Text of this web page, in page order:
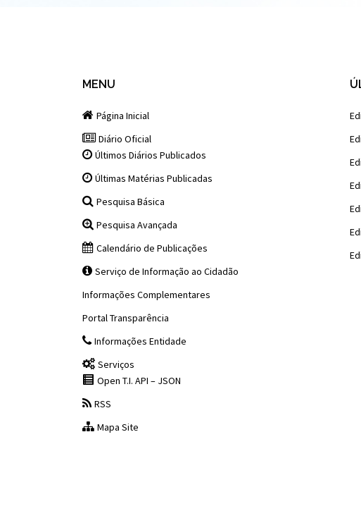
MENU
Página Inicial
Diário Oficial
Últimos Diários Publicados
Últimas Matérias Publicadas
Pesquisa Básica
Pesquisa Avançada
Calendário de Publicações
Serviço de Informação ao Cidadão
Informações Complementares
Portal Transparência
Informações Entidade
Serviços
Open T.I. API – JSON
RSS
Mapa Site